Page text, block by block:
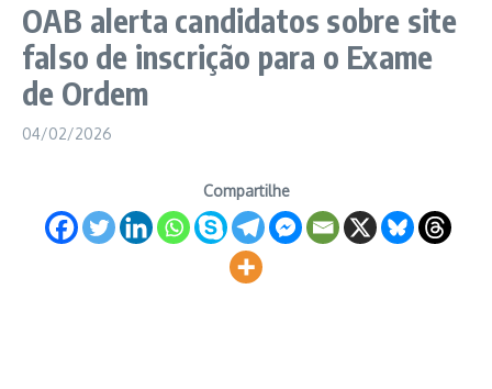
OAB alerta candidatos sobre site
falso de inscrição para o Exame
de Ordem
04/02/2026
Compartilhe